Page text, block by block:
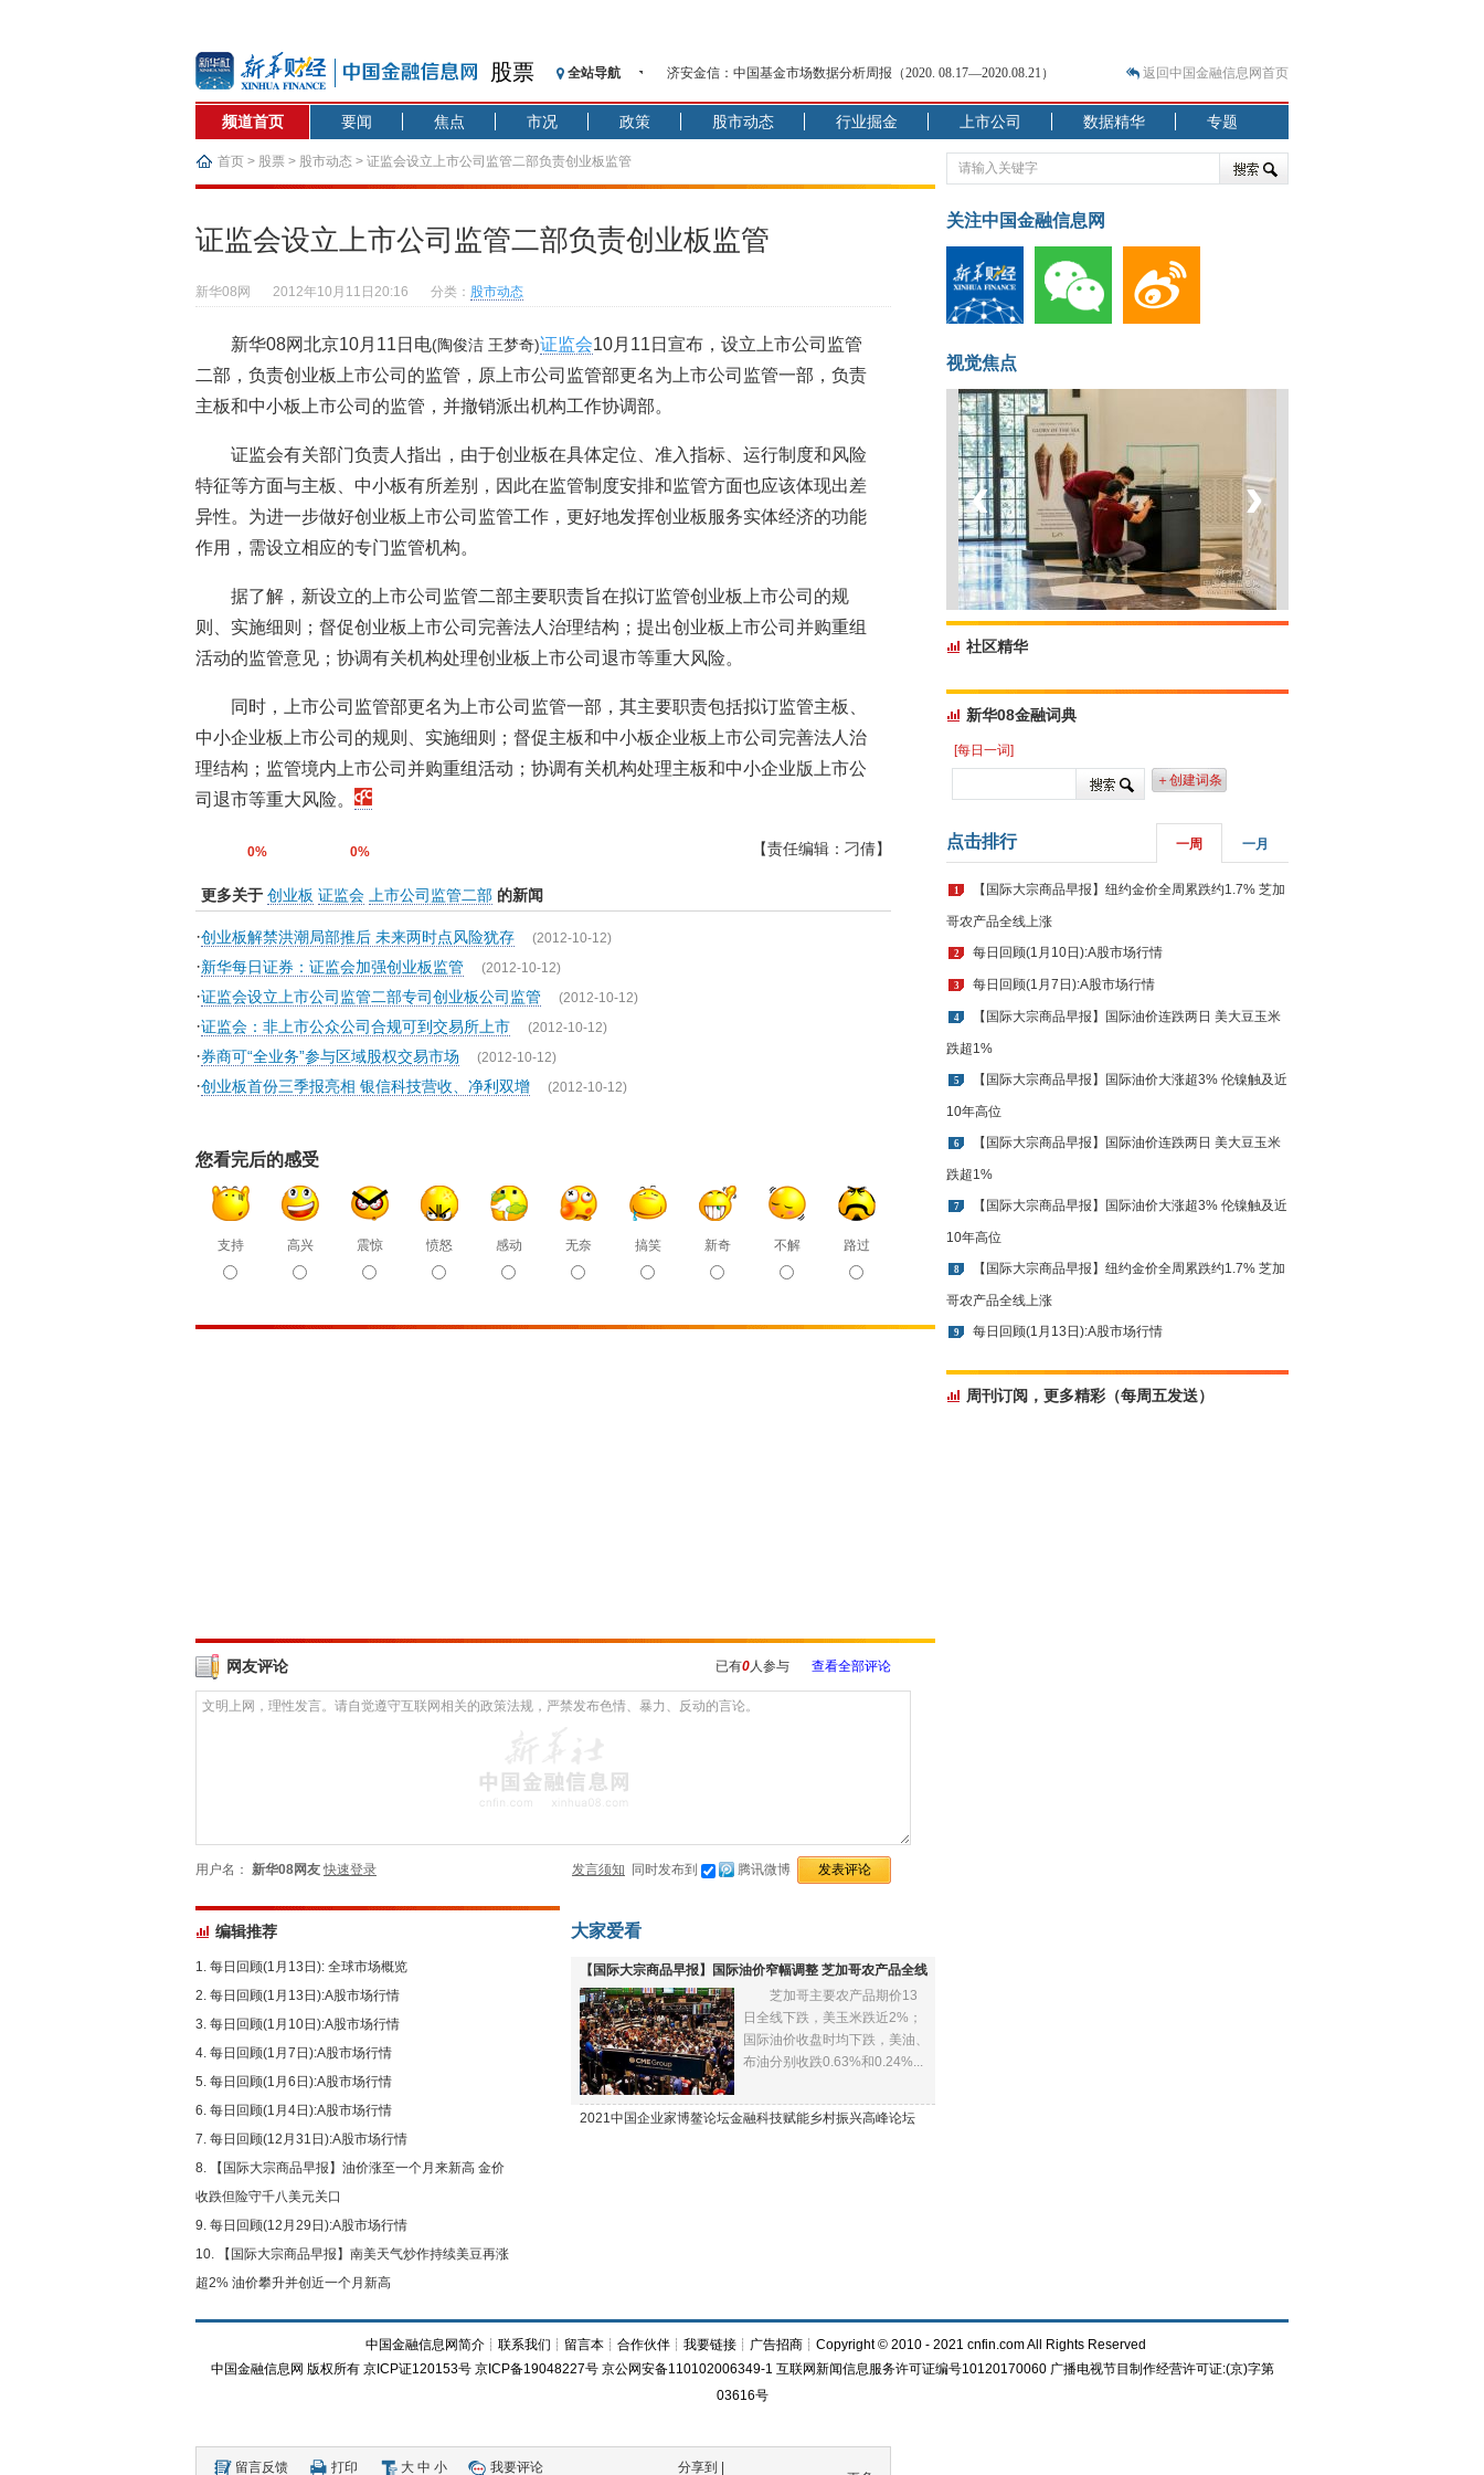
股票 全站导航
济安金信：中国基金市场数据分析周报（2020. 08.17—2020.08.21）
【见·闻】疫情下，新加坡旅游业步履维艰
记者手记：疫情下的香港零售业如何浴火重生？
【见·闻】疫情下一家香港传统零售商的转型突围之旅
济安金信：中国基金市场数据分析周报（2020. 07.27—2020.07.31）
【新华财经调查】同业存单、结构性存款玩起“跷跷板” 结构性失衡藏
在“隐秘的角落”
央行公开市场净投放300亿元 短端资金利率明显下行
基本面及股市双轮冲击 债市回调十年期债表现最弱
沥青期货连续两日涨逾3% 沪银及两粕涨势喜人
恒生聚源：北斗收官之星发射成功，全产业链解析
返回中国金融信息网首页
频道首页 要闻 焦点 市况 政策 股市动态 行业掘金 上市公司 数据精华 专题
首页 > 股票 > 股市动态 > 证监会设立上市公司监管二部负责创业板监管
证监会设立上市公司监管二部负责创业板监管
新华08网 2012年10月11日20:16 分类： 股市动态
新华08网北京10月11日电(陶俊洁 王梦奇)证监会10月11日宣布，设立上市公司监管
二部，负责创业板上市公司的监管，原上市公司监管部更名为上市公司监管一部，负责
主板和中小板上市公司的监管，并撤销派出机构工作协调部。
证监会有关部门负责人指出，由于创业板在具体定位、准入指标、运行制度和风险
特征等方面与主板、中小板有所差别，因此在监管制度安排和监管方面也应该体现出差
异性。为进一步做好创业板上市公司监管工作，更好地发挥创业板服务实体经济的功能
作用，需设立相应的专门监管机构。
据了解，新设立的上市公司监管二部主要职责旨在拟订监管创业板上市公司的规
则、实施细则；督促创业板上市公司完善法人治理结构；提出创业板上市公司并购重组
活动的监管意见；协调有关机构处理创业板上市公司退市等重大风险。
同时，上市公司监管部更名为上市公司监管一部，其主要职责包括拟订监管主板、
中小企业板上市公司的规则、实施细则；督促主板和中小板企业板上市公司完善法人治
理结构；监管境内上市公司并购重组活动；协调有关机构处理主板和中小企业版上市公
司退市等重大风险。
0% 0% 【责任编辑：刁倩】
更多关于 创业板 证监会 上市公司监管二部 的新闻
·创业板解禁洪潮局部推后 未来两时点风险犹存 (2012-10-12)
·新华每日证券：证监会加强创业板监管 (2012-10-12)
·证监会设立上市公司监管二部专司创业板公司监管 (2012-10-12)
·证监会：非上市公众公司合规可到交易所上市 (2012-10-12)
·券商可“全业务”参与区域股权交易市场 (2012-10-12)
·创业板首份三季报亮相 银信科技营收、净利双增 (2012-10-12)
留言反馈 打印 大 中 小 我要评论 分享到 |
您看完后的感受
支持 高兴 震惊 愤怒 感动 无奈 搞笑 新奇 不解 路过
网友评论 已有0人参与 查看全部评论
用户名： 新华08网友 快速登录 发言须知 同时发布到 腾讯微博
编辑推荐
每日回顾(1月13日): 全球市场概览
每日回顾(1月13日):A股市场行情
每日回顾(1月10日):A股市场行情
每日回顾(1月7日):A股市场行情
每日回顾(1月6日):A股市场行情
每日回顾(1月4日):A股市场行情
每日回顾(12月31日):A股市场行情
【国际大宗商品早报】油价涨至一个月来新高 金价
收跌但险守千八美元关口
每日回顾(12月29日):A股市场行情
【国际大宗商品早报】南美天气炒作持续美豆再涨
超2% 油价攀升并创近一个月新高
大家爱看
【国际大宗商品早报】国际油价窄幅调整 芝加哥农产品全线
下跌
芝加哥主要农产品期价13
日全线下跌，美玉米跌近2%；
国际油价收盘时均下跌，美油、
布油分别收跌0.63%和0.24%...
2021中国企业家博鳌论坛金融科技赋能乡村振兴高峰论坛
关注中国金融信息网
视觉焦点
菲律宾：防疫降级
‹ ›
社区精华
新华08金融词典
[每日一词]
＋创建词条
点击排行 一周 一月
1 【国际大宗商品早报】纽约金价全周累跌约1.7% 芝加
哥农产品全线上涨
2 每日回顾(1月10日):A股市场行情
3 每日回顾(1月7日):A股市场行情
4 【国际大宗商品早报】国际油价连跌两日 美大豆玉米
跌超1%
5 【国际大宗商品早报】国际油价大涨超3% 伦镍触及近
10年高位
6 【国际大宗商品早报】国际油价连跌两日 美大豆玉米
跌超1%
7 【国际大宗商品早报】国际油价大涨超3% 伦镍触及近
10年高位
8 【国际大宗商品早报】纽约金价全周累跌约1.7% 芝加
哥农产品全线上涨
9 每日回顾(1月13日):A股市场行情
周刊订阅，更多精彩（每周五发送）
中国金融信息网简介┊ 联系我们 ┊ 留言本┊ 合作伙伴┊ 我要链接┊ 广告招商┊Copyright © 2010 - 2021 cnfin.com All Rights Reserved
中国金融信息网 版权所有 京ICP证120153号京ICP备19048227号 京公网安备110102006349-1 互联网新闻信息服务许可证编号10120170060 广播电视节目制作经营许可证:(京)字第
03616号